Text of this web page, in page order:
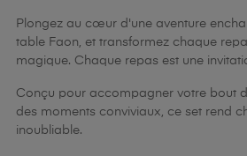
Plongez au cœur d'une aventure
table Faon, et transformez chaque
magique. Chaque repas est une
Conçu pour accompagner votre bout
des moments conviviaux, ce set rend
inoubliable.